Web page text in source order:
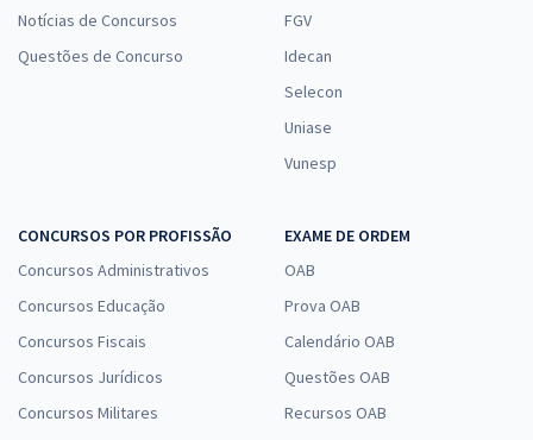
Notícias de Concursos
Questões de Concurso
FGV
Idecan
Selecon
Uniase
Vunesp
CONCURSOS POR PROFISSÃO
Concursos Administrativos
Concursos Educação
Concursos Fiscais
Concursos Jurídicos
Concursos Militares
EXAME DE ORDEM
OAB
Prova OAB
Calendário OAB
Questões OAB
Recursos OAB